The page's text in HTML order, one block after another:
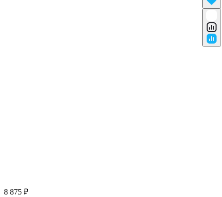
8 875 ₽